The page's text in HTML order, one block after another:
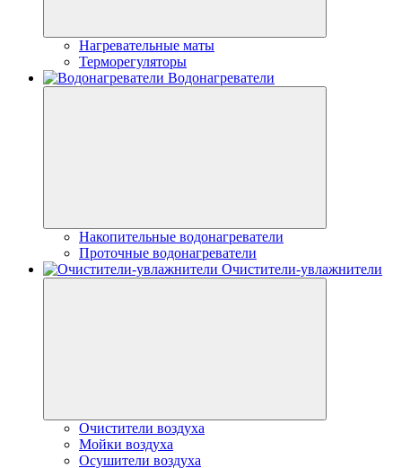
Нагревательные маты
Терморегуляторы
Водонагреватели
Накопительные водонагреватели
Проточные водонагреватели
Очистители-увлажнители
Очистители воздуха
Мойки воздуха
Осушители воздуха